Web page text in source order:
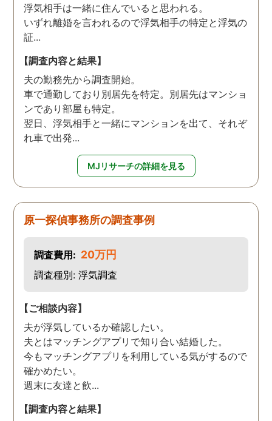
浮気相手は一緒に住んでいると思われる。
いずれ離婚を言われるので浮気相手の特定と浮気の
証...
【調査内容と結果】
夫の勤務先から調査開始。
車で通勤しており別居先を特定。別居先はマンショ
ンであり部屋も特定。
翌日、浮気相手と一緒にマンションを出て、それぞ
れ車で出発...
MJリサーチの詳細を見る
原一探偵事務所の調査事例
調査費用: 20万円
調査種別: 浮気調査
【ご相談内容】
夫が浮気しているか確認したい。
夫とはマッチングアプリで知り合い結婚した。
今もマッチングアプリを利用している気がするので
確かめたい。
週末に友達と飲...
【調査内容と結果】